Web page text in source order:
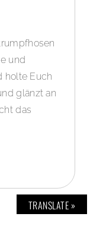
und
holte Euch
glänzt an
das
TRANSLATE »